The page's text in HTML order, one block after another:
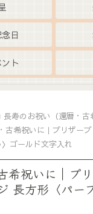
日
ト
長寿のお祝い（還暦・古
古希祝いに｜プリザー
ゴールド文字入れ
希祝いに｜プ
長方形〈パー